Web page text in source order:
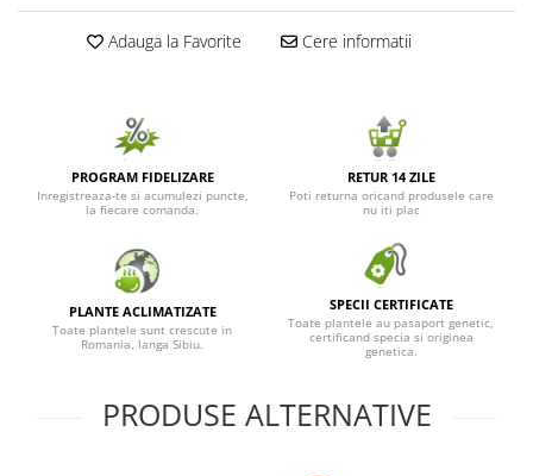
Adauga la Favorite Cere informatii
PROGRAM FIDELIZARE
Inregistreaza-te si acumulezi puncte,
la fiecare comanda.
RETUR 14 ZILE
Poti returna oricand produsele care
nu iti plac
PLANTE ACLIMATIZATE
Toate plantele sunt crescute in
Romania, langa Sibiu.
SPECII CERTIFICATE
Toate plantele au pasaport genetic,
certificand specia si originea
genetica.
PRODUSE ALTERNATIVE